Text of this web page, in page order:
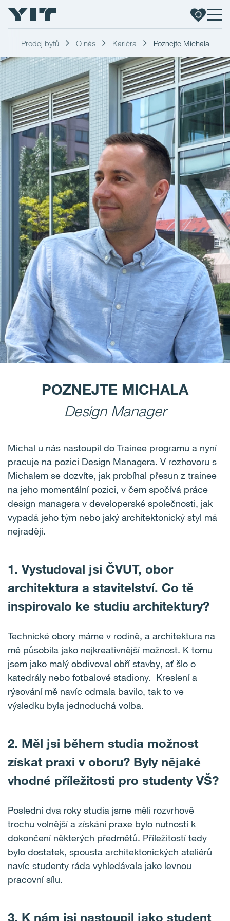
Prodej bytů O nás Kariéra Poznejte Michala
POZNEJTE MICHALA
Design Manager
Michal u nás nastoupil do Trainee programu a nyní
pracuje na pozici Design Managera. V rozhovoru s
Michalem se dozvíte, jak probíhal přesun z trainee
na jeho momentální pozici, v čem spočívá práce
design managera v developerské společnosti, jak
vypadá jeho tým nebo jaký architektonický styl má
nejraději.
1. Vystudoval jsi ČVUT, obor
architektura a stavitelství. Co tě
inspirovalo ke studiu architektury?
Technické obory máme v rodině, a architektura na
mě působila jako nejkreativnější možnost. K tomu
jsem jako malý obdivoval obří stavby, ať šlo o
katedrály nebo fotbalové stadiony. Kreslení a
rýsování mě navíc odmala bavilo, tak to ve
výsledku byla jednoduchá volba.
2. Měl jsi během studia možnost
získat praxi v oboru? Byly nějaké
vhodné příležitosti pro studenty VŠ?
Poslední dva roky studia jsme měli rozvrhově
trochu volnější a získání praxe bylo nutností k
dokončení některých předmětů. Příležitostí tedy
bylo dostatek, spousta architektonických ateliérů
navíc studenty ráda vyhledávala jako levnou
pracovní sílu.
3. K nám jsi nastoupil jako student